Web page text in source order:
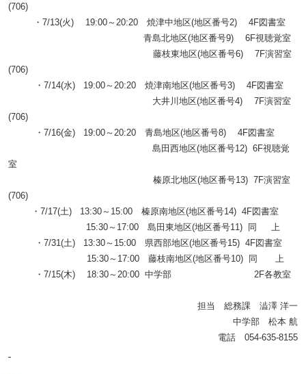
(706)
・ 7/13(火) 19:00～ 20:20 焼津中地区(地区番号2) 4F図書室
青島北地区(地区番号9) 6F視聴覚室
藤枝東地区(地区番号6) 7F演習室
(706)
・ 7/14(水) 19:00～ 20:20 焼津南地区(地区番号3) 4F図書室
大井川地区(地区番号4) 7F演習室
(706)
・ 7/16(金) 19:00～ 20:20 青島地区(地区番号8) 4F図書室
島田西地区(地区番号12) 6F視聴覚
室
榛原北地区(地区番号13) 7F演習室
(706)
・ 7/17(土) 13:30～ 15:00 榛原南地区(地区番号14) 4F図書室
15:30～ 17:00 島田東地区(地区番号11) 同
上
・ 7/31(土) 13:30～ 15:00 県西部地区(地区番号15) 4F図書室
15:30～ 17:00 藤枝南地区(地区番号10)
同 上
・ 7/15(木) 18:30～ 20:00 中学部 2F各教室
担当 総務課 澁澤 洋一
中学部 松本 航
電話 054-635-8155